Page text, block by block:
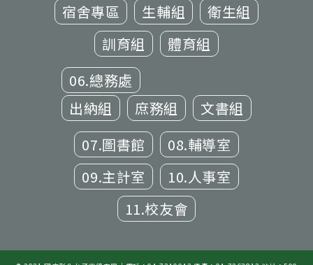
宿舍專區
生輔組
衛生組
訓育組
體育組
06.總務處
出納組
庶務組
文書組
07.圖書館
08.輔導室
09.主計室
10.人事室
11.校友會